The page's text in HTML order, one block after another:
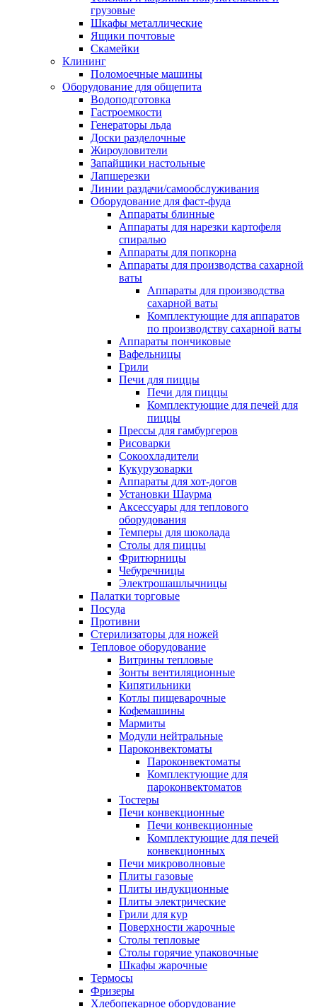
грузовые
Шкафы металлические
Ящики почтовые
Скамейки
Клининг
Поломоечные машины
Оборудование для общепита
Водоподготовка
Гастроемкости
Генераторы льда
Доски разделочные
Жироуловители
Запайщики настольные
Лапшерезки
Линии раздачи/самообслуживания
Оборудование для фаст-фуда
Аппараты блинные
Аппараты для нарезки картофеля
спиралью
Аппараты для попкорна
Аппараты для производства сахарной
ваты
Аппараты для производства
сахарной ваты
Комплектующие для аппаратов
по производству сахарной ваты
Аппараты пончиковые
Вафельницы
Грили
Печи для пиццы
Печи для пиццы
Комплектующие для печей для
пиццы
Прессы для гамбургеров
Рисоварки
Сокоохладители
Кукурузоварки
Аппараты для хот-догов
Установки Шаурма
Аксессуары для теплового
оборудования
Темперы для шоколада
Столы для пиццы
Фритюрницы
Чебуречницы
Электрошашлычницы
Палатки торговые
Посуда
Противни
Стерилизаторы для ножей
Тепловое оборудование
Витрины тепловые
Зонты вентиляционные
Кипятильники
Котлы пищеварочные
Кофемашины
Мармиты
Модули нейтральные
Пароконвектоматы
Пароконвектоматы
Комплектующие для
пароконвектоматов
Тостеры
Печи конвекционные
Печи конвекционные
Комплектующие для печей
конвекционных
Печи микроволновые
Плиты газовые
Плиты индукционные
Плиты электрические
Грили для кур
Поверхности жарочные
Столы тепловые
Столы горячие упаковочные
Шкафы жарочные
Термосы
Фризеры
Хлебопекарное оборудование